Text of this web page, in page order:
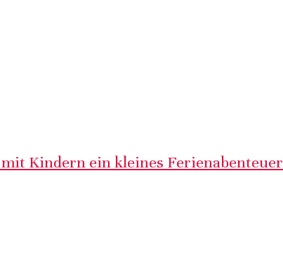
Kindern ein kleines Ferienabenteuer